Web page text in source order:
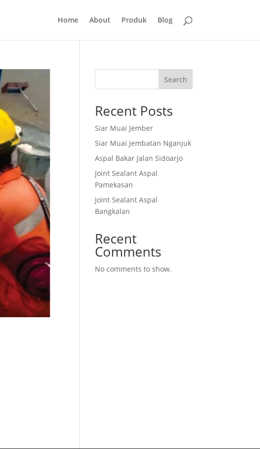
Home About Produk Blog
Search
Recent Posts
Siar Muai Jember
Siar Muai Jembatan Nganjuk
Aspal Bakar Jalan Sidoarjo
Joint Sealant Aspal
Pamekasan
Joint Sealant Aspal
Bangkalan
Recent
Comments
No comments to show.